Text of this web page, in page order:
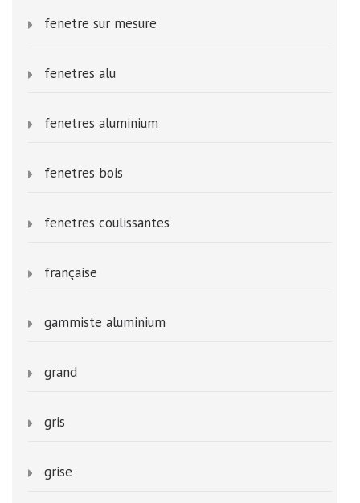
fenetre sur mesure
fenetres alu
fenetres aluminium
fenetres bois
fenetres coulissantes
française
gammiste aluminium
grand
gris
grise